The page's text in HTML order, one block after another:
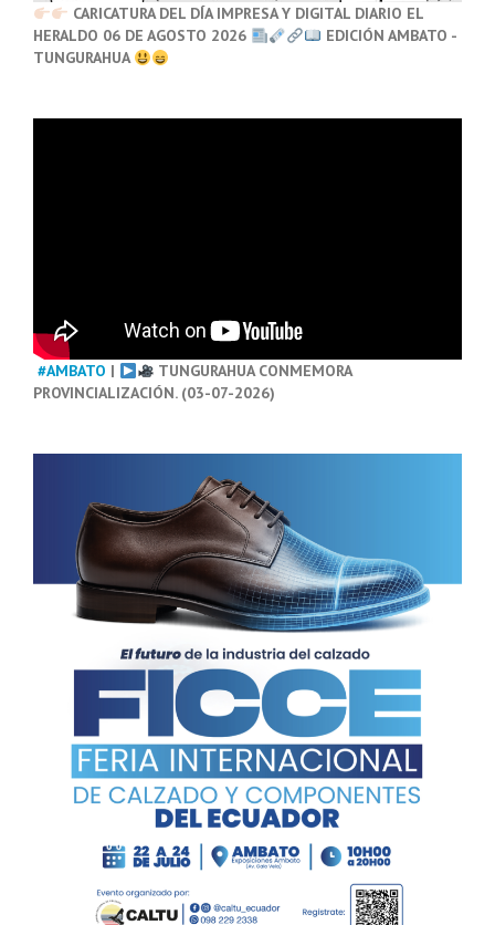
CARICATURA DEL DÍA IMPRESA Y DIGITAL DIARIO EL
HERALDO 06 DE AGOSTO 2026
EDICIÓN AMBATO -
TUNGURAHUA
#AMBATO |
TUNGURAHUA CONMEMORA
PROVINCIALIZACIÓN. (03-07-2026)